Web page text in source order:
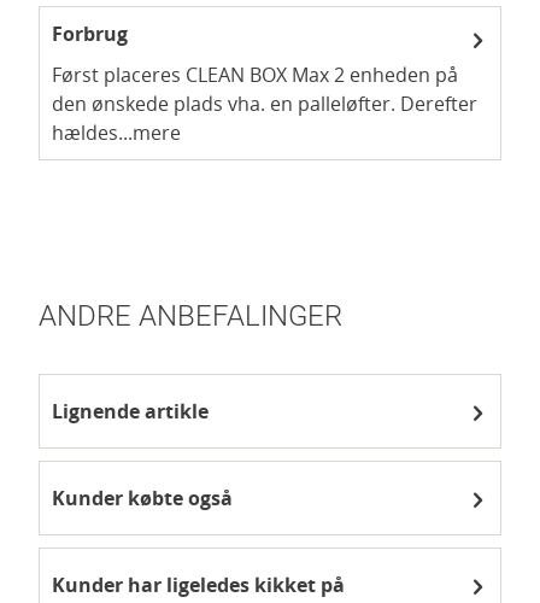
Forbrug
Først placeres CLEAN BOX Max 2 enheden på
den ønskede plads vha. en palleløfter. Derefter
hældes...mere
ANDRE ANBEFALINGER
Lignende artikle
Kunder købte også
Kunder har ligeledes kikket på